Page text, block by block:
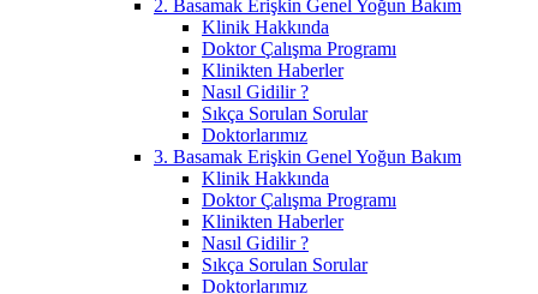
2. Basamak Erişkin Genel Yoğun Bakım
Klinik Hakkında
Doktor Çalışma Programı
Klinikten Haberler
Nasıl Gidilir ?
Sıkça Sorulan Sorular
Doktorlarımız
3. Basamak Erişkin Genel Yoğun Bakım
Klinik Hakkında
Doktor Çalışma Programı
Klinikten Haberler
Nasıl Gidilir ?
Sıkça Sorulan Sorular
Doktorlarımız